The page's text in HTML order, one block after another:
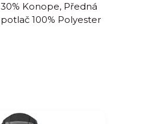
30% Konope, Předná
potlač 100% Polyester